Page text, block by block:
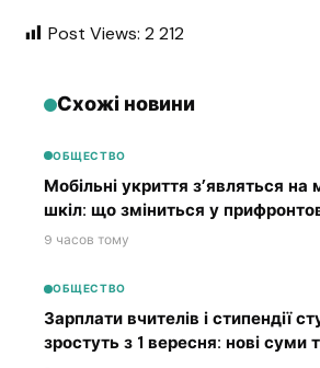
Post Views: 2 212
Схожі новини
ОБЩЕСТВО
Мобільні укриття з’являться
шкіл: що зміниться у
9 часов тому
ОБЩЕСТВО
Зарплати вчителів і стипендії
зростуть з 1 вересня: нові суми